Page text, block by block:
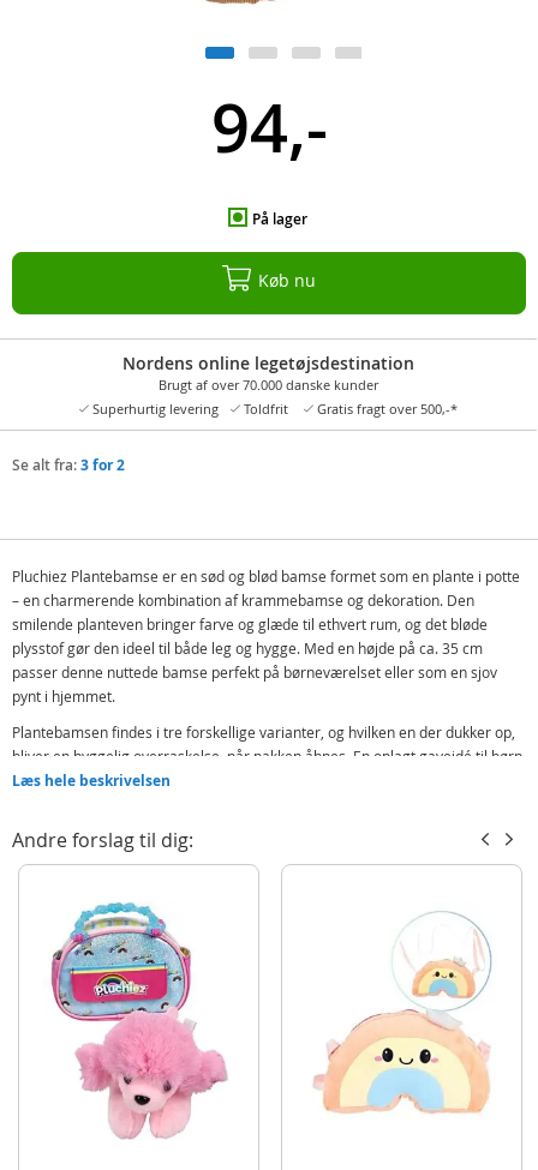
94,-
På lager
Køb nu
Nordens online legetøjsdestination
Brugt af over 70.000 danske kunder
Superhurtig levering
Toldfrit Gratis fragt over 500,-*
Se alt fra:3 for 2
Pluchiez Plantebamse er en sød og blød bamse formet som en plante i potte
– en charmerende kombination af krammebamse og dekoration. Den
smilende planteven bringer farve og glæde til ethvert rum, og det bløde
plysstof gør den ideel til både leg og hygge. Med en højde på ca. 35 cm
passer denne nuttede bamse perfekt på børneværelset eller som en sjov
pynt i hjemmet.
Plantebamsen findes i tre forskellige varianter, og hvilken en der dukker op,
bliver en hyggelig overraskelse, når pakken åbnes. En oplagt gaveidé til børn,
der elsker bamser, bløde legetøj og fantasifulde figurer.
Pluchiez Planten
Mål: 35 cm
Alder: fra 3 år
Bemærk:Varen leveres assorteret, og hvilken variant du modtager, bliver en
spændende overraskelse.
Produktdetaljer
8710124153705
Læs hele beskrivelsen
Andre forslag til dig: